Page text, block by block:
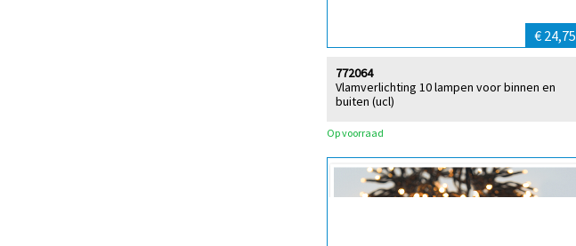
€ 24,75
Vlamverlichting 10 lampen voor binnen en
buiten (ucl)
772064
Op voorraad